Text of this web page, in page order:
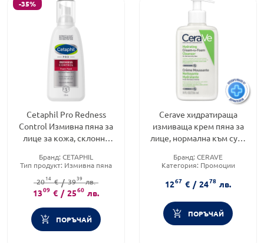
-35%
Cetaphil Pro Redness
Control Измивна пяна за
лице за кожа, склонна
Бранд: CETAPHIL
Тип продукт: Измивна пяна
пяна
2014€ / 3939 лв.
1309 € / 2560 лв.
ПОРЪЧАЙ
Cerave хидратираща
измиваща крем пяна за
лице, нормална към суха
Бранд: CERAVE
Категория: Промоции
1267 € / 2478 лв.
ПОРЪЧАЙ